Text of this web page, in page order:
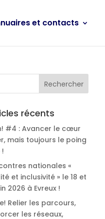
et contacts
récents
#4 : Avancer le cœur
mais toujours le poing
nationales «
et inclusivité » le 18 et
2026 à Evreux !
Relier les parcours,
les réseaux,